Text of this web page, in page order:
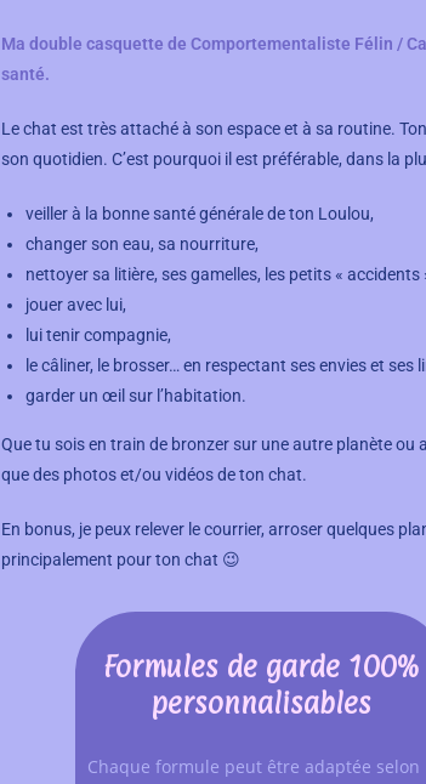
Ma double casquette de Comportementaliste Félin /
santé.
Le chat est très attaché à son espace et à sa routine.
son quotidien. C’est pourquoi il est préférable, dans la
veiller à la bonne santé générale de ton Loulou,
changer son eau, sa nourriture,
nettoyer sa litière, ses gamelles, les petits « accidents
jouer avec lui,
lui tenir compagnie,
le câliner, le brosser… en respectant ses envies et ses
garder un œil sur l’habitation.
Que tu sois en train de bronzer sur une autre planète
que des photos et/ou vidéos de ton chat.
En bonus, je peux relever le courrier, arroser quelques
principalement pour ton chat 😉
Formules de garde 100%
personnalisables
Chaque formule peut être adaptée selon